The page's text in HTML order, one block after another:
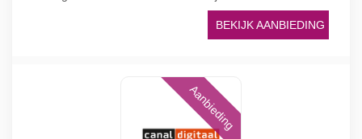
BEKIJK AANBIEDING
Aanbieding